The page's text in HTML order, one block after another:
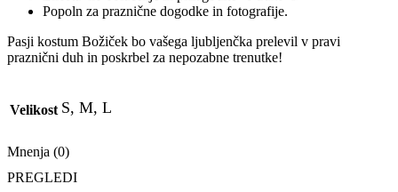
Popoln za praznične dogodke in fotografije.
Pasji kostum Božiček bo vašega ljubljenčka prelevil v pravi
praznični duh in poskrbel za nepozabne trenutke!
Velikost S, M, L
Mnenja (0)
PREGLEDI